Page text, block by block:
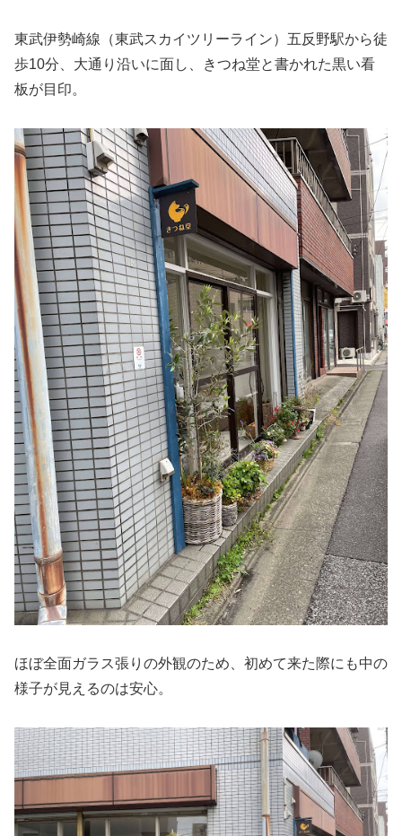
東武伊勢崎線（東武スカイツリーライン）五反野駅から徒
歩10分、大通り沿いに面し、きつね堂と書かれた黒い看
板が目印。
ほぼ全面ガラス張りの外観のため、初めて来た際にも中の
様子が見えるのは安心。